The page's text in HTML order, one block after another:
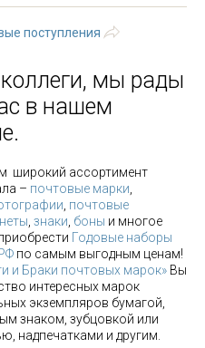
поступления
мы рады
в нашем
широкий ассортимент
– почтовые марки
почтовые
знаки боны и многое
Годовые наборы
по самым выгодным ценам!
и Браки почтовых марок» Вы
интересных марок
экземпляров бумагой,
знаком, зубцовкой или
надпечатками и другим.